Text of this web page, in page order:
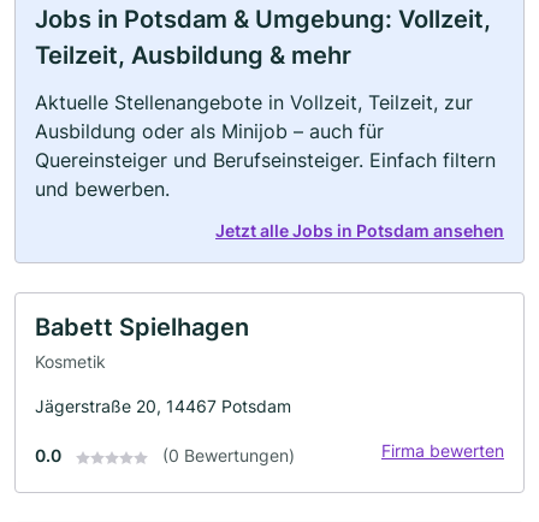
Jobs in Potsdam & Umgebung: Vollzeit,
Teilzeit, Ausbildung & mehr
Aktuelle Stellenangebote in Vollzeit, Teilzeit, zur
Ausbildung oder als Minijob – auch für
Quereinsteiger und Berufseinsteiger. Einfach filtern
und bewerben.
Jetzt alle Jobs in Potsdam ansehen
Babett Spielhagen
Kosmetik
Jägerstraße 20, 14467 Potsdam
0.0 (0 Bewertungen) Firma bewerten